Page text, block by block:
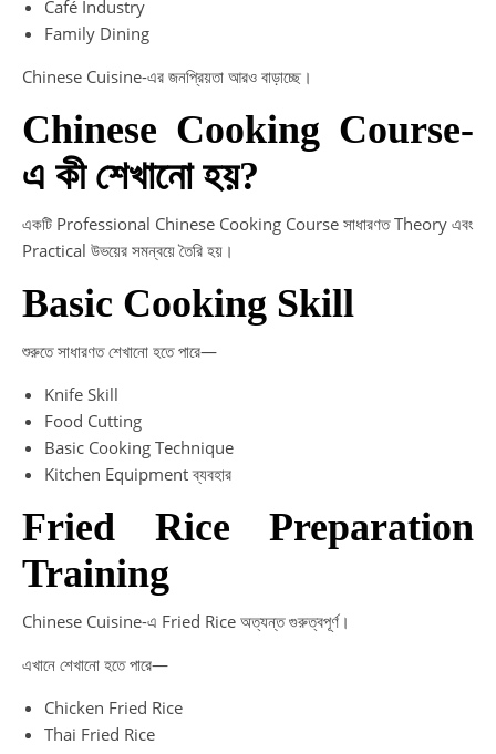
Café Industry
Family Dining
Chinese Cuisine-এর জনপ্রিয়তা আরও বাড়াচ্ছে।
Chinese Cooking Course-
এ কী শেখানো হয়?
একটি Professional Chinese Cooking Course সাধারণত Theory এবং
Practical উভয়ের সমন্বয়ে তৈরি হয়।
Basic Cooking Skill
শুরুতে সাধারণত শেখানো হতে পারে—
Knife Skill
Food Cutting
Basic Cooking Technique
Kitchen Equipment ব্যবহার
Fried Rice Preparation
Training
Chinese Cuisine-এ Fried Rice অত্যন্ত গুরুত্বপূর্ণ।
এখানে শেখানো হতে পারে—
Chicken Fried Rice
Thai Fried Rice